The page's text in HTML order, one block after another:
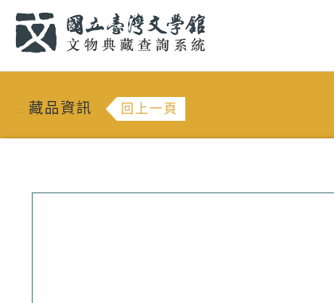
::: 藏品資訊 回上一頁